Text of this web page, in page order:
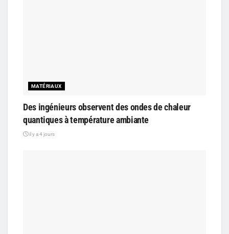
MATÉRIAUX
Des ingénieurs observent des ondes de chaleur
quantiques à température ambiante
il y a 4 jours